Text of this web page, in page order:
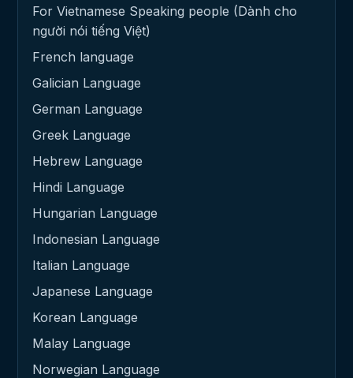
For Vietnamese Speaking people (Dành cho
người nói tiếng Việt)
French language
Galician Language
German Language
Greek Language
Hebrew Language
Hindi Language
Hungarian Language
Indonesian Language
Italian Language
Japanese Language
Korean Language
Malay Language
Norwegian Language